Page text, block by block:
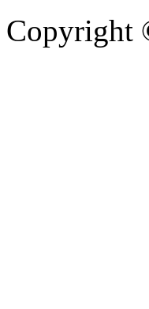
Copyright